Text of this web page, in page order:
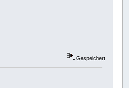
Gespeichert